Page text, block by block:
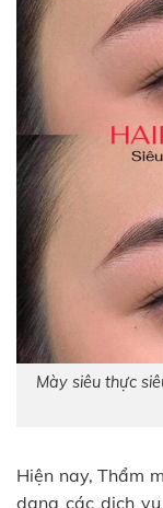
Mày siêu thực
Hiện nay, Thẩm
dạng các dịch